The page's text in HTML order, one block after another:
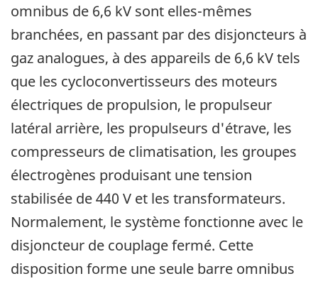
omnibus de 6,6 kV sont elles-mêmes
branchées, en passant par des disjoncteurs à
gaz analogues, à des appareils de 6,6 kV tels
que les cycloconvertisseurs des moteurs
électriques de propulsion, le propulseur
latéral arrière, les propulseurs d'étrave, les
compresseurs de climatisation, les groupes
électrogènes produisant une tension
stabilisée de 440 V et les transformateurs.
Normalement, le système fonctionne avec le
disjoncteur de couplage fermé. Cette
disposition forme une seule barre omnibus